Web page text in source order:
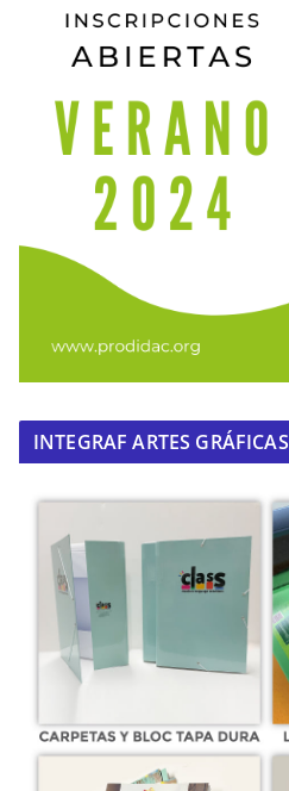
INTEGRAF ARTES GRÁFICAS